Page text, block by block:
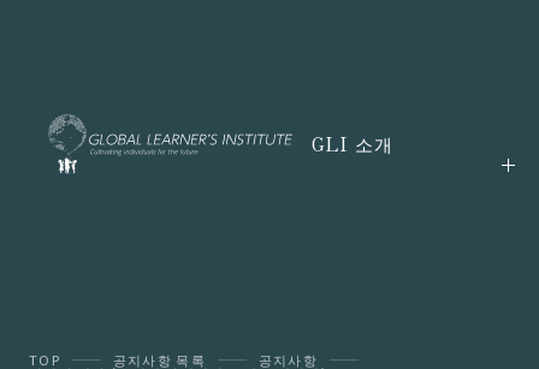
GLI 소개
TOP 공지사항 목록 공지사항